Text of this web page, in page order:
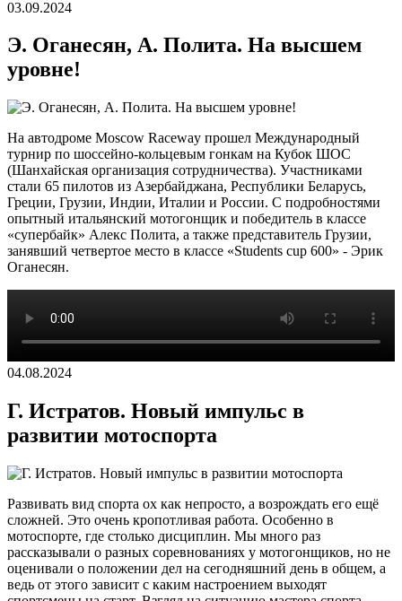
03.09.2024
Э. Оганесян, А. Полита. На высшем
уровне!
На автодроме Moscow Raceway прошел Международный
турнир по шоссейно-кольцевым гонкам на Кубок ШОС
(Шанхайская организация сотрудничества). Участниками
стали 65 пилотов из Азербайджана, Республики Беларусь,
Греции, Грузии, Индии, Италии и России. С подробностями
опытный итальянский мотогонщик и победитель в классе
«супербайк» Алекс Полита, а также представитель Грузии,
занявший четвертое место в классе «Students cup 600» - Эрик
Оганесян.
04.08.2024
Г. Истратов. Новый импульс в
развитии мотоспорта
Развивать вид спорта ох как непросто, а возрождать его ещё
сложней. Это очень кропотливая работа. Особенно в
мотоспорте, где столько дисциплин. Мы много раз
рассказывали о разных соревнованиях у мотогонщиков, но не
оценивали о положении дел на сегодняшний день в общем, а
ведь от этого зависит с каким настроением выходят